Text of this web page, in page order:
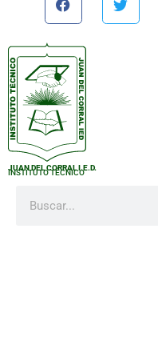
INSTITUTO TÉCNICO
JUAN DEL CORRAL I.E.D.